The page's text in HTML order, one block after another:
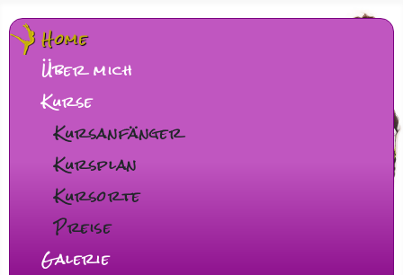
Home
Über mich
Kurse
Kursanfänger
Kursplan
Kursorte
Preise
Galerie